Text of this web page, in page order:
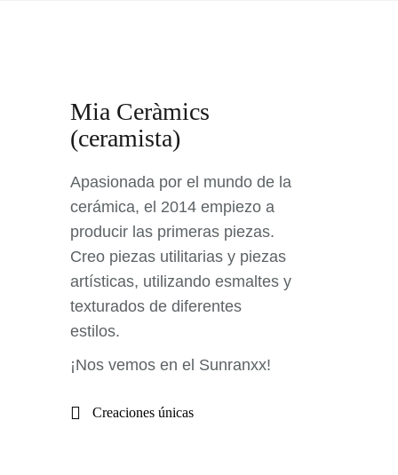
Mia Ceràmics
(ceramista)
Apasionada por el mundo de la
cerámica, el 2014 empiezo a
producir las primeras piezas.
Creo piezas utilitarias y piezas
artísticas, utilizando esmaltes y
texturados de diferentes
estilos.
¡Nos vemos en el Sunranxx!
Creaciones únicas